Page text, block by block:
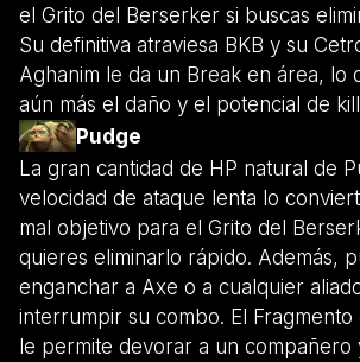
el Grito del Berserker si buscas
Su definitiva atraviesa BKB y su
Aghanim le da un Break en área, lo
aún más el daño y el potencial de
Pudge
La gran cantidad de HP natural de
velocidad de ataque lenta lo
mal objetivo para el Grito del
quieres eliminarlo rápido. Además,
enganchar a Axe o a cualquier
interrumpir su combo. El Fragmento
le permite devorar a un compañero